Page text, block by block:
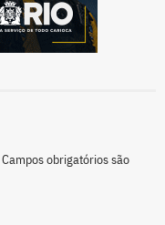
Campos obrigatórios são